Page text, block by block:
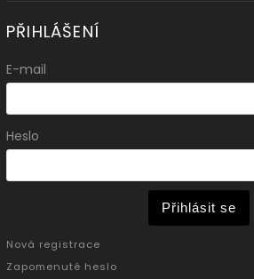
PŘIHLÁŠENÍ
E-mail
Heslo
Přihlásit se
Nová registrace
Zapomenuté heslo